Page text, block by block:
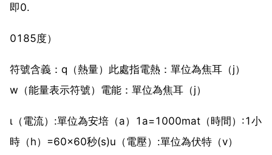
即0.
0185度）
符號含義：q（熱量）此處指電熱：單位為焦耳（j）
w（能量表示符號）電能：單位為焦耳（j）
ι（電流）:單位為安培（a）1a=1000mat（時間）:1小
時（h）=60×60秒(s)u（電壓）:單位為伏特（v）